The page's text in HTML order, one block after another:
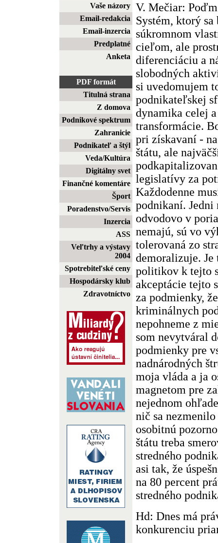
Vaše názory
Email-redakcia
Email-inzercia
Predplatné
Anketa
PDF formát
Titulná strana
Z domova
Podnikové spektrum
Zahranicie
Podnikateľ a štýl
Veda/Kultúra
Digitálny svet
Finančné komentáre
Šport
Poradenstvo/Servis
Inzercia
ASS
Veľtrhy a výstavy
2004
Spotrebiteľské ceny
Hospodársky klub
Zdravotníctvo
V. Mečiar:
Systém, ktorý sa
súkromnom
cieľom, ale
diferenciáciu a
slobodných
si uvedomujem
podnikateľskej
dynamika celej
transformácie.
pri získavaní -
štátu, ale
legislatívy za
Každodenne
podnikaní. Jedni
odvodovo v
nemajú, sú vo
tolerovaná zo
demoralizuje.
politikov k tejto
akceptácie tejto
za podmienky,
kriminálnych
nepohneme z
som nevytváral
podmienky pre
nadnárodných
moja vláda a ja
magnetom pre
nejednom
nič sa
osobitnú
štátu treba
stredného
asi tak, že
na 80 percent
stredného
Hd: Dnes má
konkurenciu